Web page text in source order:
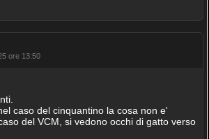
ore 13:50
caso del cinquantino la cosa non e'
del VCM, si vedono occhi di gatto verso